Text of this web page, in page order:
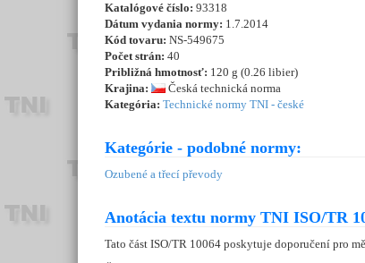
Katalógové číslo: 93318
Dátum vydania normy: 1.7.2014
Kód tovaru: NS-549675
Počet strán: 40
Približná hmotnosť: 120 g (0.26 libier)
Krajina:
Česká technická norma
Kategória: Technické normy TNI - české
Kategórie - podobné normy:
Ozubené a třecí převody
Anotácia textu normy TNI ISO/TR
Tato část ISO/TR 10064 poskytuje doporučení pro